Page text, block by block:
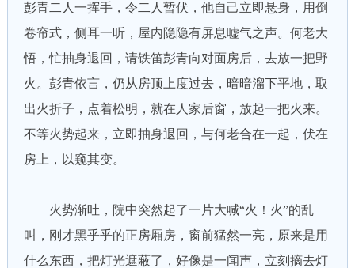
彭青二人一挥手，令二人暂伏，他自己立即悬身，用倒
卷帘式，侧耳一听，屋内隐隐有屏息嘘气之声。何老大
悟，忙抽身退回，请铁笛彭青向对面房后，去放一把野
火。彭青依言，仍从房顶上度过去，暗暗溜下平地，取
出火折子，点着松明，就在人家后窗，放起一把火来。
不等火势起来，立即抽身退回，与何老合在一起，伏在
房上，以窥其变。
火势渐吐，院中突然起了一片大喊“火！火”的乱
叫，刚才黑乎乎的正房厢房，窗前猛然一亮，原来是用
什么东西，把灯光遮蔽了，好像是一闻声，立刻摘去灯